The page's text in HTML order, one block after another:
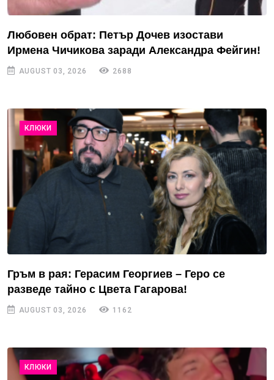
Любовен обрат: Петър Дочев изостави
Ирмена Чичикова заради Александра Фейгин!
AUGUST 03, 2026 2688
КЛЮКИ
Гръм в рая: Герасим Георгиев – Геро се
разведе тайно с Цвета Гагарова!
AUGUST 03, 2026 1162
КЛЮКИ